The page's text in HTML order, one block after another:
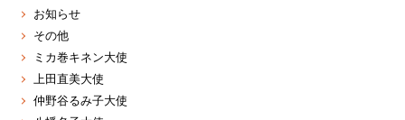
お知らせ
その他
ミカ巻キネン大使
上田直美大使
仲野谷るみ子大使